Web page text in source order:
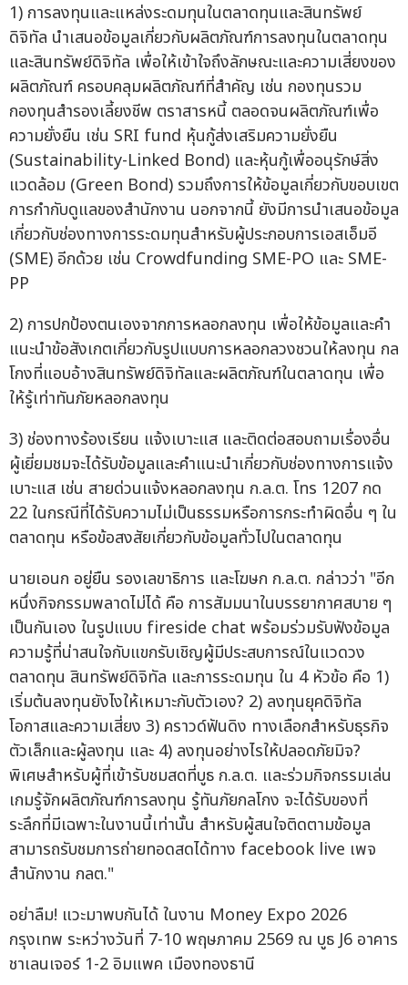
1) การลงทุนและแหล่งระดมทุนในตลาดทุนและสินทรัพย์
ดิจิทัล นำเสนอข้อมูลเกี่ยวกับผลิตภัณฑ์การลงทุนในตลาดทุน
และสินทรัพย์ดิจิทัล เพื่อให้เข้าใจถึงลักษณะและความเสี่ยงของ
ผลิตภัณฑ์ ครอบคลุมผลิตภัณฑ์ที่สำคัญ เช่น กองทุนรวม
กองทุนสำรองเลี้ยงชีพ ตราสารหนี้ ตลอดจนผลิตภัณฑ์เพื่อ
ความยั่งยืน เช่น SRI fund หุ้นกู้ส่งเสริมความยั่งยืน
(Sustainability-Linked Bond) และหุ้นกู้เพื่ออนุรักษ์สิ่ง
แวดล้อม (Green Bond) รวมถึงการให้ข้อมูลเกี่ยวกับขอบเขต
การกำกับดูแลของสำนักงาน นอกจากนี้ ยังมีการนำเสนอข้อมูล
เกี่ยวกับช่องทางการระดมทุนสำหรับผู้ประกอบการเอสเอ็มอี
(SME) อีกด้วย เช่น Crowdfunding SME-PO และ SME-
PP
2) การปกป้องตนเองจากการหลอกลงทุน เพื่อให้ข้อมูลและคำ
แนะนำข้อสังเกตเกี่ยวกับรูปแบบการหลอกลวงชวนให้ลงทุน กล
โกงที่แอบอ้างสินทรัพย์ดิจิทัลและผลิตภัณฑ์ในตลาดทุน เพื่อ
ให้รู้เท่าทันภัยหลอกลงทุน
3) ช่องทางร้องเรียน แจ้งเบาะแส และติดต่อสอบถามเรื่องอื่น
ผู้เยี่ยมชมจะได้รับข้อมูลและคำแนะนำเกี่ยวกับช่องทางการแจ้ง
เบาะแส เช่น สายด่วนแจ้งหลอกลงทุน ก.ล.ต. โทร 1207 กด
22 ในกรณีที่ได้รับความไม่เป็นธรรมหรือการกระทำผิดอื่น ๆ ใน
ตลาดทุน หรือข้อสงสัยเกี่ยวกับข้อมูลทั่วไปในตลาดทุน
นายเอนก อยู่ยืน รองเลขาธิการ และโฆษก ก.ล.ต. กล่าวว่า "อีก
หนึ่งกิจกรรมพลาดไม่ได้ คือ การสัมมนาในบรรยากาศสบาย ๆ
เป็นกันเอง ในรูปแบบ fireside chat พร้อมร่วมรับฟังข้อมูล
ความรู้ที่น่าสนใจกับแขกรับเชิญผู้มีประสบการณ์ในแวดวง
ตลาดทุน สินทรัพย์ดิจิทัล และการระดมทุน ใน 4 หัวข้อ คือ 1)
เริ่มต้นลงทุนยังไงให้เหมาะกับตัวเอง? 2) ลงทุนยุคดิจิทัล
โอกาสและความเสี่ยง 3) คราวด์ฟันดิง ทางเลือกสำหรับธุรกิจ
ตัวเล็กและผู้ลงทุน และ 4) ลงทุนอย่างไรให้ปลอดภัยมิจ?
พิเศษสำหรับผู้ที่เข้ารับชมสดที่บูธ ก.ล.ต. และร่วมกิจกรรมเล่น
เกมรู้จักผลิตภัณฑ์การลงทุน รู้ทันภัยกลโกง จะได้รับของที่
ระลึกที่มีเฉพาะในงานนี้เท่านั้น สำหรับผู้สนใจติดตามข้อมูล
สามารถรับชมการถ่ายทอดสดได้ทาง facebook live เพจ
สำนักงาน กลต."
อย่าลืม! แวะมาพบกันได้ ในงาน Money Expo 2026
กรุงเทพ ระหว่างวันที่ 7-10 พฤษภาคม 2569 ณ บูธ J6 อาคาร
ชาเลนเจอร์ 1-2 อิมแพค เมืองทองธานี